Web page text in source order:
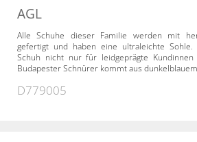
AGL
Alle Schuhe dieser Familie werden mit
gefertigt und haben eine ultraleichte
Schuh nicht nur für leidgeprägte Kundinnen
Budapester Schnürer kommt aus
D779005